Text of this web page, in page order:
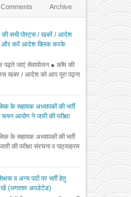
Comments Archive
की सभी पोस्ट्स / खबरें / आदेश
और करें आदेश क्लिक करके
जाएं सेवायोजन ● कॉम की
खबर / आदेश को आप पूरा पढ़ना
के सहायक अध्यापकों की भर्ती
चयन आयोग ने जारी की परीक्षा
के सहायक अध्यापकों की भर्ती
की परीक्षा संरचना व पाठ्यक्रम
व अन्य पदों पर भर्ती हेतु
देखें (लगातार अपडेटेड)